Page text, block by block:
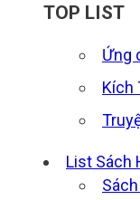
TOP LIST
Ứng
Kích
List Sách